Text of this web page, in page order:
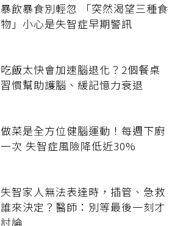
暴飲暴食別輕忽 「突然渴望三種食
物」小心是失智症早期警訊
吃飯太快會加速腦退化？2個餐桌
習慣幫助護腦、緩記憶力衰退
做菜是全方位健腦運動！每週下廚
一次 失智症風險降低近30%
失智家人無法表達時，插管、急救
誰來決定？醫師：別等最後一刻才
討論